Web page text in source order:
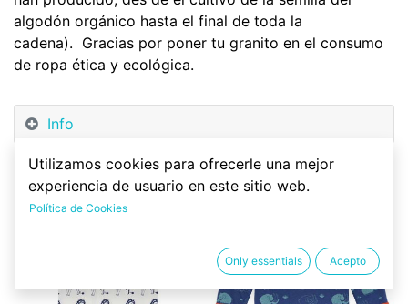
algodón orgánico hasta el final de toda la
cadena). Gracias por poner tu granito en el consumo
de ropa ética y ecológica.
Info
¡Nuevo!
Utilizamos cookies para ofrecerle una mejor
experiencia de usuario en este sitio web.
Política de Cookies
Only essentials Acepto